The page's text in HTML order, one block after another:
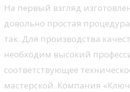
На первый взгляд
довольно простая
так. Для производства
необходим высокий
соответствующее
мастерской. Компания